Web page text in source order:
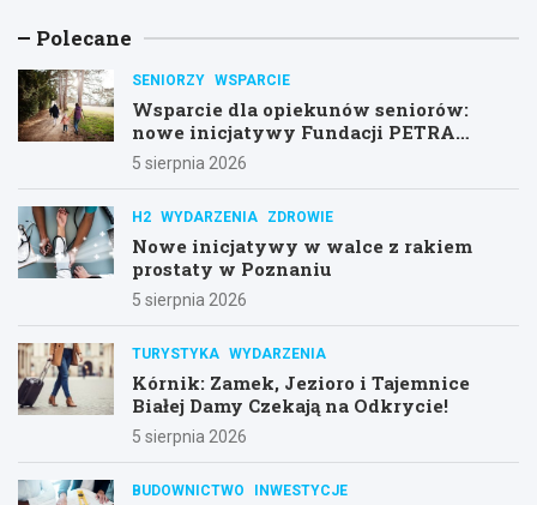
Polecane
SENIORZY WSPARCIE
Wsparcie dla opiekunów seniorów:
nowe inicjatywy Fundacji PETRA
Senior
5 sierpnia 2026
H2 WYDARZENIA ZDROWIE
Nowe inicjatywy w walce z rakiem
prostaty w Poznaniu
5 sierpnia 2026
TURYSTYKA WYDARZENIA
Kórnik: Zamek, Jezioro i Tajemnice
Białej Damy Czekają na Odkrycie!
5 sierpnia 2026
BUDOWNICTWO INWESTYCJE